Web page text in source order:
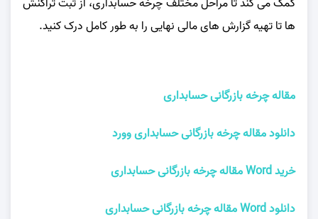
ها تا تهیه گزارش‌ های مالی نهایی را به طور کامل درک کنید.
مقاله چرخه بازرگانی حسابداری
دانلود مقاله چرخه بازرگانی حسابداری وورد
خرید Word مقاله چرخه بازرگانی حسابداری
دانلود Word مقاله چرخه بازرگانی حسابداری